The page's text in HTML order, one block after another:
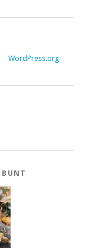
WordPress.org